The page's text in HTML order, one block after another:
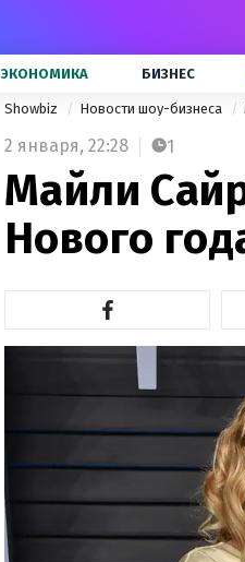
ЭКОНОМИКА БИЗНЕС
Showbiz Новости шоу-бизнеса
2 января, 22:28 1
Майли
Нового